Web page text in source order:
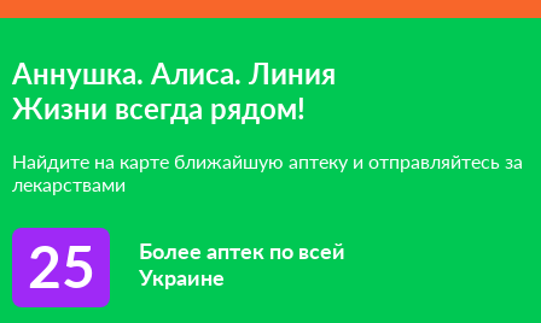
Аннушка. Алиса. Линия
Жизни всегда рядом!
Найдите на карте ближайшую аптеку и отправляйтесь за
лекарствами
25
Более аптек по всей
Украине